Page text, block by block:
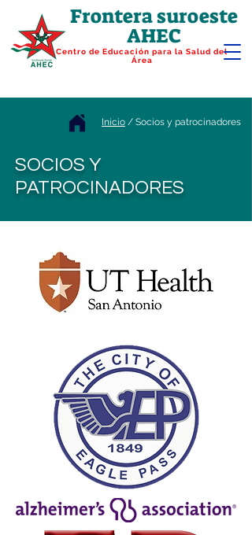
Frontera suroeste
AHEC
Centro de Educación para la Salud del
Área
Inicio / Socios y patrocinadores
SOCIOS Y
PATROCINADORES